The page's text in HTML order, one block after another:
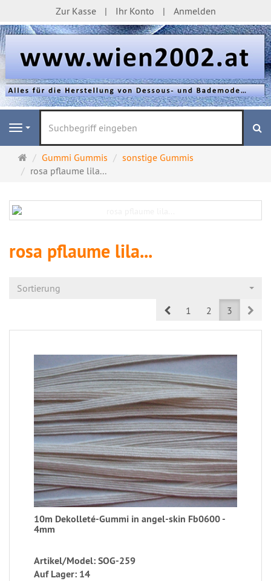
Zur Kasse Ihr Konto Anmelden
Navigation
Startseite
Gummi Gummis
sonstige Gummis
rosa pflaume lila...
rosa pflaume lila...
Sortierung
Prev1 2 3
10m Dekolleté-Gummi in angel-skin Fb0600 -
4mm
Artikel/Model: SOG-259
Auf Lager: 14